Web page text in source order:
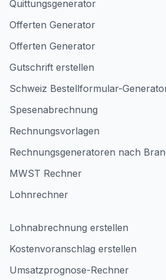
Quittungsgenerator
Offerten Generator
Offerten Generator
Gutschrift erstellen
Schweiz Bestellformular-
Spesenabrechnung
Rechnungsvorlagen
Rechnungsgeneratoren nach
MWST Rechner
Lohnrechner
Lohnabrechnung erstellen
Kostenvoranschlag erstellen
Umsatzprognose-Rechner